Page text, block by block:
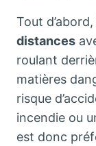
Tout
distances
roulant
matières
risque
incendie ou
est donc